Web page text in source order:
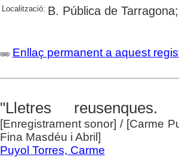
Localització: B. Pública de
Enllaç permanent a aquest
"Lletres
[Enregistrament sonor]/ [Carme
Fina Masdéu i Abril]
Puyol Torres, Carme